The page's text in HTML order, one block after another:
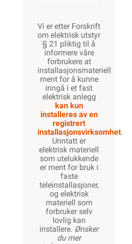
800W
1000W
Vi er etter Forskrift
om elektrisk utstyr
§ 21 pliktig til å
informere våre
forbrukere at
installasjonsmateriell
ment for å kunne
inngå i et fast
elektrisk anlegg
kan kun
installeres av en
registrert
installasjonsvirksomhet.
Unntatt er
elektrisk materiell
som utelukkende
er ment for bruk i
faste
teleinstallasjoner,
og elektrisk
materiell som
forbruker selv
lovlig kan
installere. Ønsker
du mer